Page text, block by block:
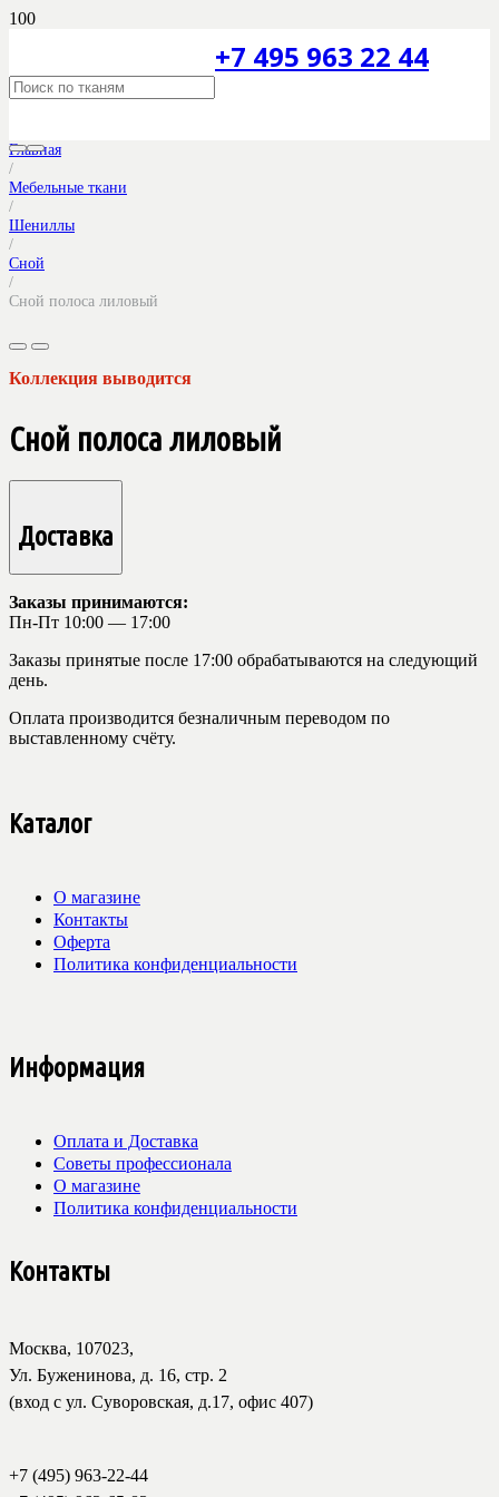
+7 495 963 22 44
Главная
/
Мебельные ткани
/
Шениллы
/
Сной
/
Сной полоса лиловый
Коллекция выводится
Сной полоса лиловый
Доставка
Заказы принимаются:
Пн-Пт 10:00 — 17:00
Заказы принятые после 17:00 обрабатываются на следующий
день.
Оплата производится безналичным переводом по
выставленному счёту.
Каталог
О магазине
Контакты
Оферта
Политика конфиденциальности
Информация
Оплата и Доставка
Советы профессионала
О магазине
Политика конфиденциальности
Контакты
Москва, 107023,
Ул. Буженинова, д. 16, стр. 2
(вход с ул. Суворовская, д.17, офис 407)
+7 (495) 963-22-44